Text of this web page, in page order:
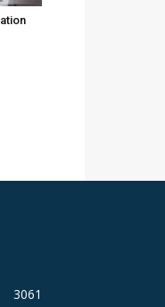
3061